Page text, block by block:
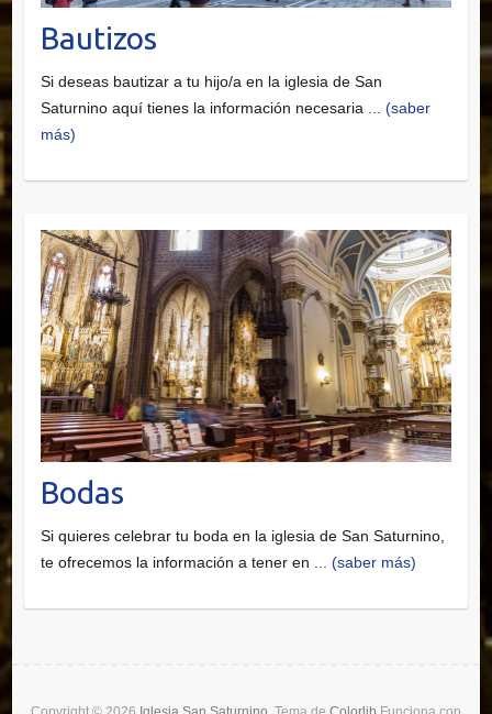
Bautizos
Si deseas bautizar a tu hijo/a en la iglesia de San
Saturnino aquí tienes la información necesaria
... (saber
más)
Bodas
Si quieres celebrar tu boda en la iglesia de San Saturnino,
te ofrecemos la información a tener en
... (saber más)